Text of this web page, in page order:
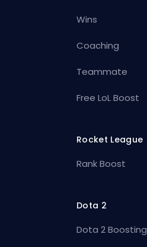
Wins
Coaching
Teammate
Free LoL Boost
Rocket League
Rank Boost
Dota 2
Dota 2 Boosting